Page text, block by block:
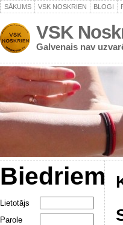
SĀKUMS VSK NOSKRIEN BLOGI
VSK
Galvenais nav
Biedriem
Lietotājs
Parole